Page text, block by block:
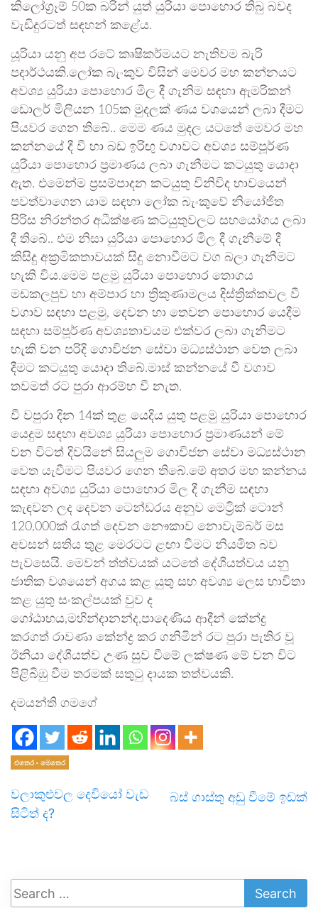
කිලෝග්‍රෑම් 50ක බරින් යුත් යුරියා පොහොර තිබු බවද
වැඩිදුරටත් සඳහන් කළේය.
යූරියා යනු අප රටේ කෘෂිකර්මයට නැතිවම බැරි
පදාර්ථයකි.ලෝක බැංකුව විසින් මෙවර මහ කන්නයට
අවශ්‍ය යුරියා පොහොර මිල දී ගැනිම සඳහා ඇමරිකන්
ඩොලර් මිලියන 105ක මුදලක් ණය වශයෙන් ලබා දීමට
පියවර ගෙන තිබේ.. මෙම ණය මුදල යටතේ මෙවර මහ
කන්නයේ දී වී හා බඩ ඉරිඟු වගාවට අවශ්‍ය සම්පූර්ණ
යුරියා පොහොර ප්‍රමාණය ලබා ගැනීමට කටයුතු යොදා
ඇත. එමෙන්ම ප්‍රසම්පාදන කටයුතු විනිවිද භාවයෙන්
පවත්වාගෙන යාම සඳහා ලෝක බැංකුවේ නියෝජිත
පිරිස නිරන්තර අධීක්ෂණ කටයුතුවලට සහයෝගය ලබා
දී තිබේ.. එම නිසා යුරියා පොහොර මිල දී ගැනීමේ දී
කිසිදු අක්‍රමිකතාවයක් සිදු නොවීමට වග බලා ගැනීමට
හැකි විය.මෙම පළමු යුරියා පොහොර තොගය
මඩකලපුව හා අම්පාර හා ත්‍රිකුණාමලය දිස්ත්‍රික්කවල වී
වගාව සඳහා පළමු, දෙවන හා තෙවන පොහොර යෙදීම
සඳහා සම්පූර්ණ අවශ්‍යතාවයම එක්වර ලබා ගැනිමට
හැකි වන පරිදි ගොවිජන සේවා මධ්‍යස්ථාන වෙත ලබා
දීමට කටයුතු යොදා තිබේ.මාස් කන්නයේ වී වගාව
තවමත් රට පුරා ආරම්භ වී නැත.
වී වපුරා දින 14ක් තුළ යෙදිය යුතු පළමු යුරියා පොහොර
යෙදුම සඳහා අවශ්‍ය යුරියා පොහොර ප්‍රමාණයන් මේ
වන විටත් දිවයිනේ සියලුම ගොවිජන සේවා මධ්‍යස්ථාන
වෙත යැවීමට පියවර ගෙන තිබේ.මේ අතර මහ කන්නය
සඳහා අවශ්‍ය යුරියා පොහොර මිල දී ගැනීම සඳහා
කැඳවන ලද දෙවන ටෙන්ඩරය අනුව මෙට්‍රික් ටොන්
120,000ක් රැගත් දෙවන නෞකාව නොවැම්බර් මස
අවසන් සතිය තුළ මෙරටට ළඟා වීමට නියමිත බව
පැවසෙයි. මෙවන් ත්ත්වයක් යටතේ දේශීයත්වය යනු
ජාතික වශයෙන් අගය කළ යුතු සහ අවශ්‍ය ලෙස භාවිතා
කළ යුතු සංකල්පයක් වුව ද
ගෝඨාභය,මහින්දානන්ද,පාදෙණිය ආදීන් කේන්ද්‍ර
කරගත් රාවණා කේන්ද්‍ර කර ගනිමින් රට පුරා පැතිර වූ
ඊනියා දේශීයත්ව උණ සුව වීමේ ලක්ෂණ මේ වන විට
පිළිබිඹු වීම තරමක් සතුටු දායක තත්වයකි.
දමයන්ති ගමගේ
එතෙර - මෙතෙර
වලාකුළුවල දෙවියෝ වැඩ
සිටිත් ද?
බස් ගාස්තු අඩු වීමේ ඉඩක්